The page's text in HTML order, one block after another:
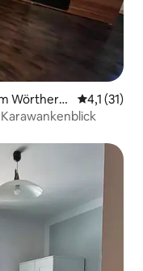
Wörthers
4,1 (31)